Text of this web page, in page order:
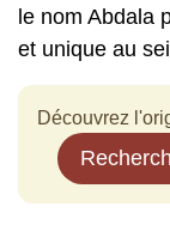
le nom Abdala
et unique au
Découvrez